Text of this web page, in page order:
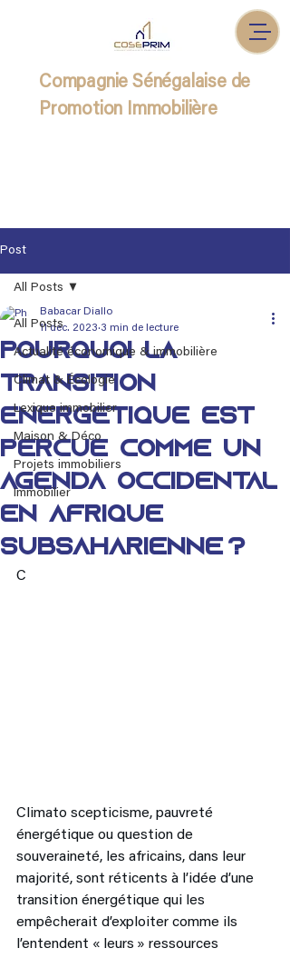
Compagnie Sénégalaise de
Promotion Immobilière
Post
All Posts
Actualité économique & immobilière
Climat & Écologie
Lexique immobilier
Maison & Déco
Projets immobiliers
Immobilier
All Posts
Pourquoi la
transition
énergétique est
perçue comme un
agenda occidental
en Afrique
subsaharienne ?
Babacar Diallo
11 déc. 2023 3 min de lecture
C
Climato scepticisme, pauvreté
énergétique ou question de
souveraineté, les africains, dans leur
majorité, sont réticents à l’idée d’une
transition énergétique qui les
empêcherait d’exploiter comme ils
l’entendent « leurs » ressources